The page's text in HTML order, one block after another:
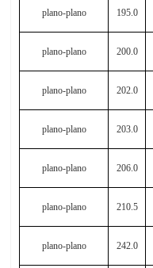
plano-plano 195.0
plano-plano 200.0
plano-plano 202.0
plano-plano 203.0
plano-plano 206.0
plano-plano 210.5
plano-plano 242.0